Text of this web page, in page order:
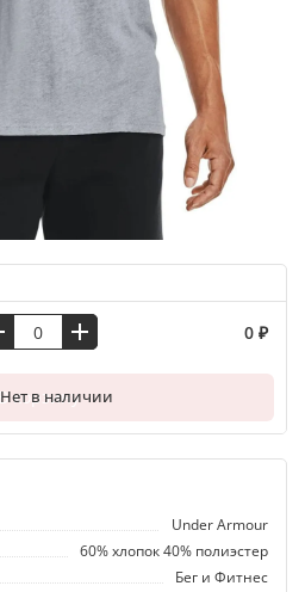
0 ₽
Нет в наличии
В корзину
Under Armour
60% хлопок 40% полиэстер
Бег и Фитнес